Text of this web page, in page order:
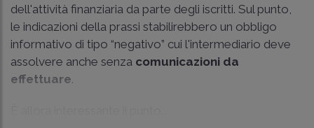
dell'attività finanziaria da parte degli iscritti. Sul punto,
le indicazioni della prassi stabilirebbero un obbligo
informativo di tipo “negativo” cui l'intermediario deve
assolvere anche senza comunicazioni da
effettuare.